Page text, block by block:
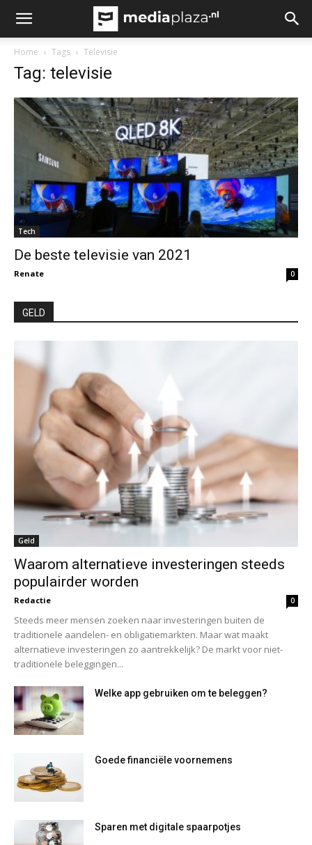
Home Tags Televisie
Tag: televisie
Tech
De beste televisie van 2021
Renate 0
GELD
Geld
Waarom alternatieve investeringen steeds
populairder worden
Redactie 0
Steeds meer mensen zoeken naar investeringen buiten de
traditionele aandelen- en obligatiemarkten. Maar wat maakt
alternatieve investeringen zo aantrekkelijk? De markt voor niet-
traditionele beleggingen...
Welke app gebruiken om te beleggen?
Goede financiële voornemens
Sparen met digitale spaarpotjes